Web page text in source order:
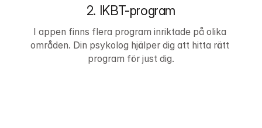
2. IKBT-program
I appen finns flera program inriktade på olika
områden. Din psykolog hjälper dig att hitta rätt
program för just dig.